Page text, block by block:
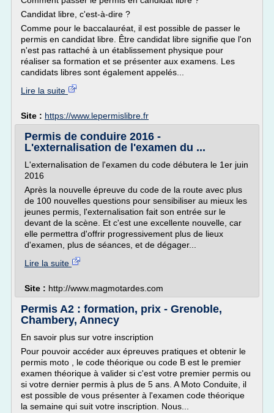
Candidat libre, c'est-à-dire ?
Comme pour le baccalauréat, il est possible de passer le
permis en candidat libre. Être candidat libre signifie que l'on
n'est pas rattaché à un établissement physique pour
réaliser sa formation et se présenter aux examens. Les
candidats libres sont également appelés...
Lire la suite
Site : https://www.lepermislibre.fr
Permis de conduire 2016 -
L'externalisation de l'examen du ...
L'externalisation de l'examen du code débutera le 1er juin
2016
Après la nouvelle épreuve du code de la route avec plus
de 100 nouvelles questions pour sensibiliser au mieux les
jeunes permis, l'externalisation fait son entrée sur le
devant de la scène. Et c'est une excellente nouvelle, car
elle permettra d'offrir progressivement plus de lieux
d'examen, plus de séances, et de dégager...
Lire la suite
Site : http://www.magmotardes.com
Permis A2 : formation, prix - Grenoble,
Chambery, Annecy
En savoir plus sur votre inscription
Pour pouvoir accéder aux épreuves pratiques et obtenir le
permis moto , le code théorique ou code B est le premier
examen théorique à valider si c'est votre premier permis ou
si votre dernier permis à plus de 5 ans. A Moto Conduite, il
est possible de vous présenter à l'examen code théorique
la semaine qui suit votre inscription. Nous...